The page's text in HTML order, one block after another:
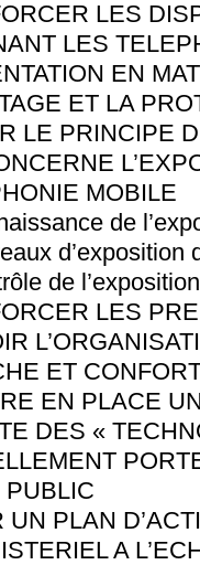
LES
LES
EN
ET LA
LE PRINCIPE
MOBILE
de
d’exposition
de
LES
ET
EN PLACE
DES «
PUBLIC
PLAN
A